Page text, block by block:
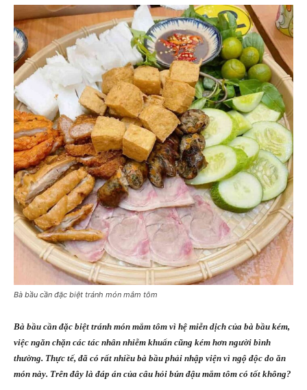
Bà bầu cần đặc biệt tránh món mắm tôm
Bà bầu cần đặc biệt tránh món mắm tôm vì hệ miễn dịch của bà bầu kém,
việc ngăn chặn các tác nhân nhiễm khuẩn cũng kém hơn người bình
thường. Thực tế, đã có rất nhiều bà bầu phải nhập viện vì ngộ độc do ăn
món này. Trên đây là đáp án của câu hỏi bún đậu mắm tôm có tốt không?